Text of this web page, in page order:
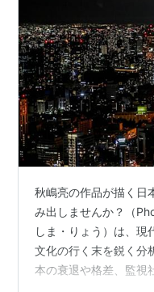
秋嶋亮の作品が描く日
み出しませんか？（
しま・りょう）は、現
文化の行く末を鋭く分
本の衰退や格差、監視